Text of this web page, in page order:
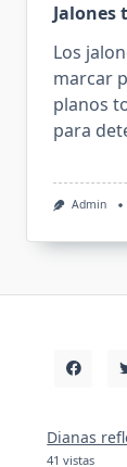
Jalones
Los
marcar
planos
para
Admin
Dianas
41 vistas